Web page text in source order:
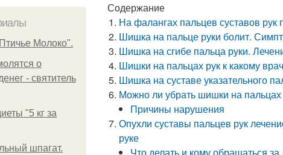
Молоко".
о
- святитель
"5 кг за
шпагат.
Содержание
На фалангах пальцев суставов
Шишка на пальце руки болит.
Шишка на сгибе пальца руки.
Шишки на пальцах рук к какому
Шишка на суставе указательного
Можно ли убрать шишки на
Причины нарушения
Опухли суставы пальцев рук
руке